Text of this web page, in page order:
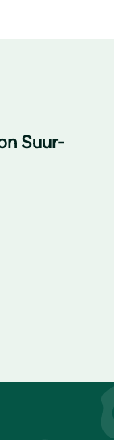
Suur-